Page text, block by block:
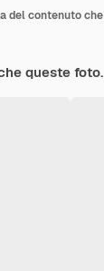
queste foto.